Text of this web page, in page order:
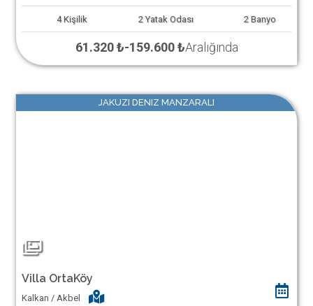
4 Kişilik 2 Yatak Odası 2 Banyo
61.320 ₺-159.600 ₺Aralığında
JAKUZI DENIZ MANZARALI
Villa OrtaKöy
Kalkan / Akbel